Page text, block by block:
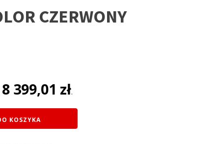
CZERWONY
8 399,01 zł.
KOSZYKA